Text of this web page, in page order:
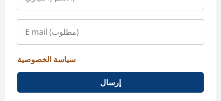
سياسة الخصوصية
إرسال